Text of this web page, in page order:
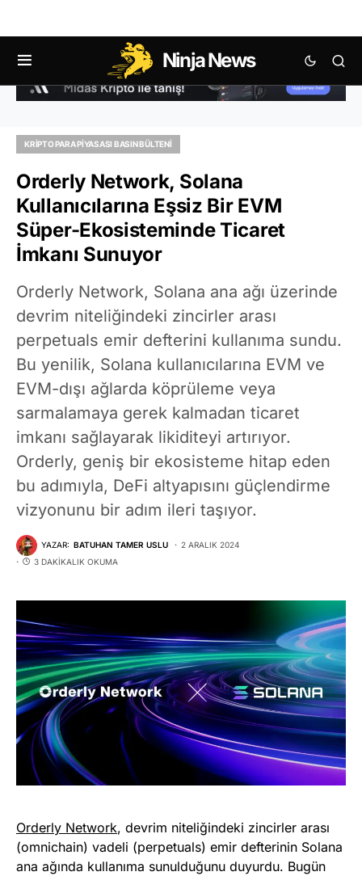
Ninja News
KRIPTO PARA PIYASASI BASIN BÜLTENI
Orderly Network, Solana
Kullanıcılarına Eşsiz Bir EVM
Süper-Ekosisteminde Ticaret
İmkanı Sunuyor
Orderly Network, Solana ana ağı üzerinde
devrim niteliğindeki zincirler arası
perpetuals emir defterini kullanıma sundu.
Bu yenilik, Solana kullanıcılarına EVM ve
EVM-dışı ağlarda köprüleme veya
sarmalamaya gerek kalmadan ticaret
imkanı sağlayarak likiditeyi artırıyor.
Orderly, geniş bir ekosisteme hitap eden
bu adımıyla, DeFi altyapısını güçlendirme
vizyonunu bir adım ileri taşıyor.
YAZAR: BATUHAN TAMER USLU
2 ARALIK 2024
3 DAKIKALIK OKUMA
Orderly Network, devrim niteliğindeki zincirler arası
(omnichain) vadeli (perpetuals) emir defterinin Solana
ana ağında kullanıma sunulduğunu duyurdu. Bugün